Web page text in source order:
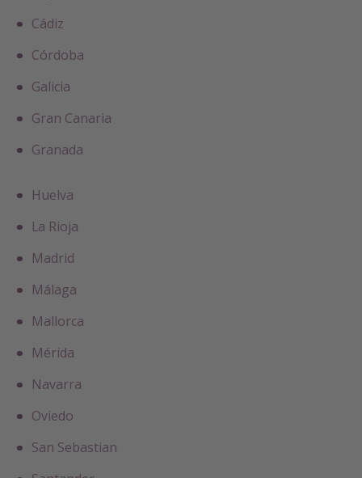
Cádiz
Córdoba
Galicia
Gran Canaria
Granada
Huelva
La Rioja
Madrid
Málaga
Mallorca
Mérida
Navarra
Oviedo
San Sebastian